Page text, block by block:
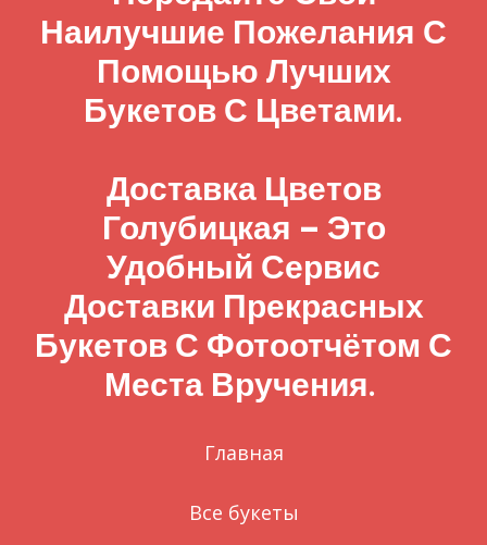
Наилучшие Пожелания С
Помощью Лучших
Букетов С Цветами.
Доставка Цветов
Голубицкая – Это
Удобный Сервис
Доставки Прекрасных
Букетов С Фотоотчётом С
Места Вручения.
Главная
Все букеты